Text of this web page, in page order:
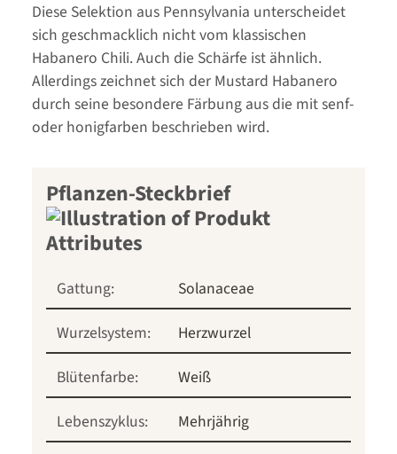
Diese Selektion aus Pennsylvania unterscheidet
sich geschmacklich nicht vom klassischen
Habanero Chili. Auch die Schärfe ist ähnlich.
Allerdings zeichnet sich der Mustard Habanero
durch seine besondere Färbung aus die mit senf-
oder honigfarben beschrieben wird.
Pflanzen-Steckbrief
Gattung:
Solanaceae
Wurzelsystem:
Herzwurzel
Blütenfarbe:
Weiß
Lebenszyklus:
Mehrjährig